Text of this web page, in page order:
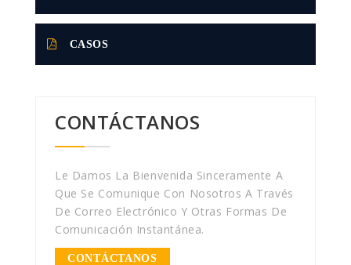
CASOS
CONTÁCTANOS
Le Damos La Bienvenida Sinceramente A
Que Se Comunique Con Nosotros A Través
De Correo Electrónico Y Otras Formas De
Comunicación Instantánea.
CONTÁCTANOS